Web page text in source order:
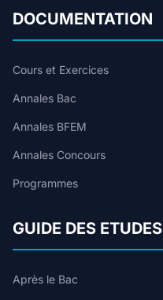
DOCUMENTATION
Cours et Exercices
Annales Bac
Annales BFEM
Annales Concours
Programmes
GUIDE DES ETUDES
Après le Bac